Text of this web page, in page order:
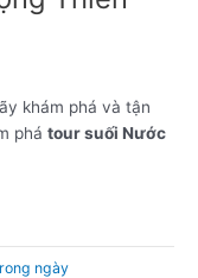
khám phá và tận
phá tour suối Nước
ngày